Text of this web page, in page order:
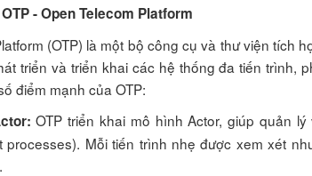
- Open Telecom Platform
(OTP) là một bộ công cụ và thư viện tích
triển và triển khai các hệ thống đa tiến trình,
điểm mạnh của OTP:
OTP triển khai mô hình Actor, giúp quản
processes). Mỗi tiến trình nhẹ được xem xét